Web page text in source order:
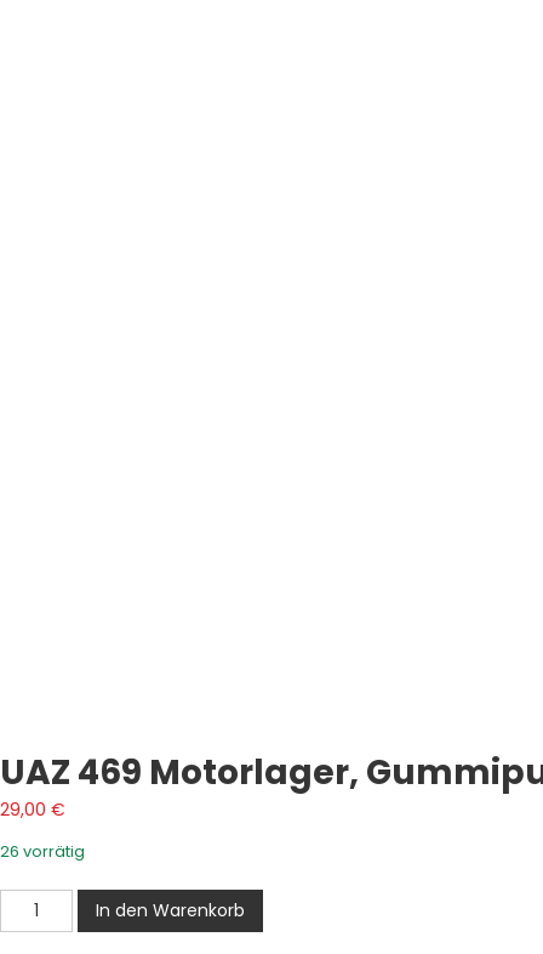
UAZ 469 Motorlager,
29,00 €
26 vorrätig
469
In den Warenkorb